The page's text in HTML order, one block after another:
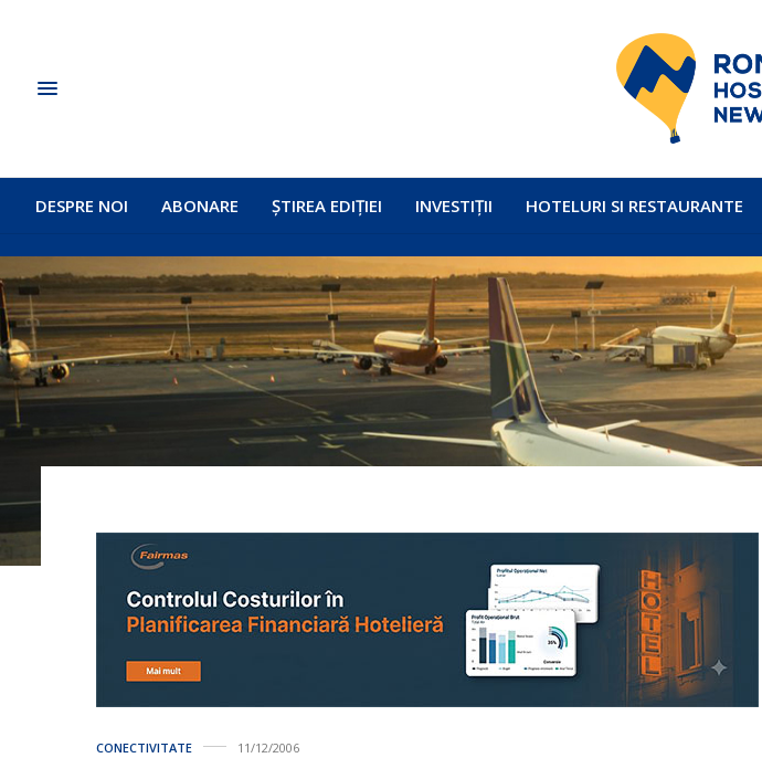
DESPRE NOI ABONARE ȘTIREA EDIȚIEI INVESTIȚII HOTELURI SI RESTAURANTE
CONECTIVITATE 11/12/2006